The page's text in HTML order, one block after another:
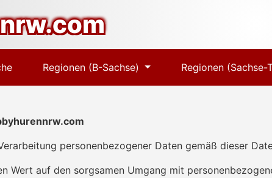
Regionen (B-Sachse) Regionen (Sachse-
personenbezogener Daten gemäß dieser
Wert auf den sorgsamen Umgang mit